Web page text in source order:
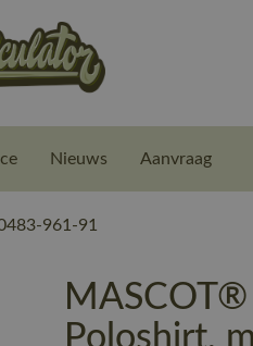
Nieuws Aanvraag
961-91
Poloshirt,